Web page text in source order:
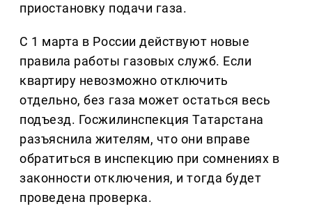
приостановку подачи газа.
С 1 марта в России действуют новые
правила работы газовых служб. Если
квартиру невозможно отключить
отдельно, без газа может остаться весь
подъезд. Госжилинспекция Татарстана
разъяснила жителям, что они вправе
обратиться в инспекцию при сомнениях в
законности отключения, и тогда будет
проведена проверка.